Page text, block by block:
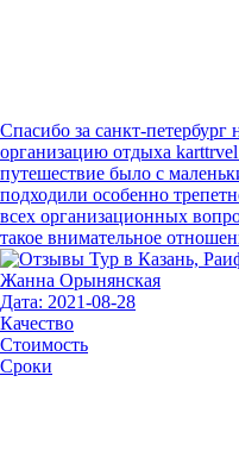
Спасибо за санкт-
организацию отдыха
путешествие было с
подходили особенно
всех организационных
такое внимательное
Жанна Орынянская
Дата: 2021-08-28
Качество
Стоимость
Сроки